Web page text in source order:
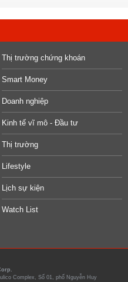
Thị trường chứng khoán
Smart Money
Doanh nghiệp
Kinh tế vĩ mô - Đầu tư
Thị trường
Lifestyle
Lịch sự kiện
Watch List
Complex, Số 01, phố Nguyễn Huy